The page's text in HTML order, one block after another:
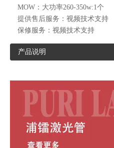
MOW： 大功率260-350w:1个
提供售后服务： 视频技术支持
保修服务： 视频技术支持
产品说明